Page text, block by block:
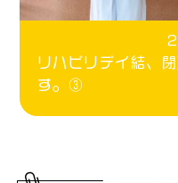
リハビリデイ結、
す。③